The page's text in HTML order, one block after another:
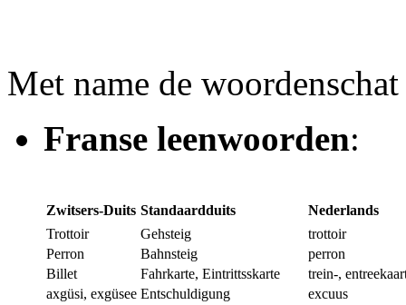
Met name de
Franse leenwoorden:
Zwitsers-Duits Standaardduits
Nederlands
Trottoir
Gehsteig
trottoir
Perron
Bahnsteig
perron
Billet
Fahrkarte, Eintrittsskarte
trein-,
axgüsi, exgüsee Entschuldigung
excuus